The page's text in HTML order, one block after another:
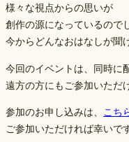
様々な視点からの思いが
創作の源になっているので
今からどんなおはなしが聞
今回のイベントは、同時に
遠方の方にもご参加いただ
参加のお申し込みは、 こち
ご参加いただければ幸いで